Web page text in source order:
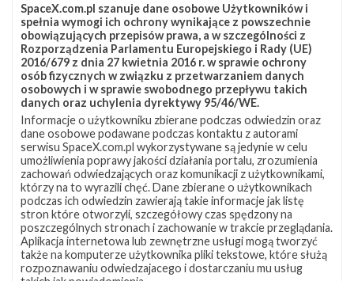
na geosynchroniczną orbitę transferową (GTO),
natomiast na 30 września zaplanowana jest trzecia już
misja z satelitami konstelacji Iridium NEXT, które mają
zostać dostarczone na niską orbitę okołoziemską (LEO).
SpaceX.com.pl szanuje dane osobowe Użytkowników i
spełnia wymogi ich ochrony wynikające z powszechnie
obowiązujących przepisów prawa, a w szczególności z
Rozporządzenia Parlamentu Europejskiego i Rady (UE)
2016/679 z dnia 27 kwietnia 2016 r. w sprawie ochrony
osób fizycznych w związku z przetwarzaniem danych
osobowych i w sprawie swobodnego przepływu takich
danych oraz uchylenia dyrektywy 95/46/WE.
Informacje o użytkowniku zbierane podczas odwiedzin oraz
dane osobowe podawane podczas kontaktu z autorami
serwisu SpaceX.com.pl wykorzystywane są jedynie w celu
umożliwienia poprawy jakości działania portalu, zrozumienia
zachowań odwiedzających oraz komunikacji z użytkownikami,
którzy na to wyrazili chęć. Dane zbierane o użytkownikach
podczas ich odwiedzin zawierają takie informacje jak listę
stron które otworzyli, szczegółowy czas spędzony na
poszczególnych stronach i zachowanie w trakcie przeglądania.
Aplikacja internetowa lub zewnętrzne usługi mogą tworzyć
także na komputerze użytkownika pliki tekstowe, które służą
rozpoznawaniu odwiedzajacego i dostarczaniu mu usług